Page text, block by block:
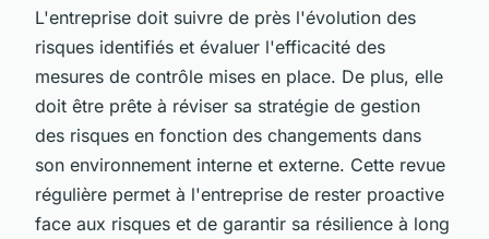
L'entreprise doit suivre de près l'évolution des
risques identifiés et évaluer l'efficacité des
mesures de contrôle mises en place. De plus, elle
doit être prête à réviser sa stratégie de gestion
des risques en fonction des changements dans
son environnement interne et externe. Cette revue
régulière permet à l'entreprise de rester proactive
face aux risques et de garantir sa résilience à long